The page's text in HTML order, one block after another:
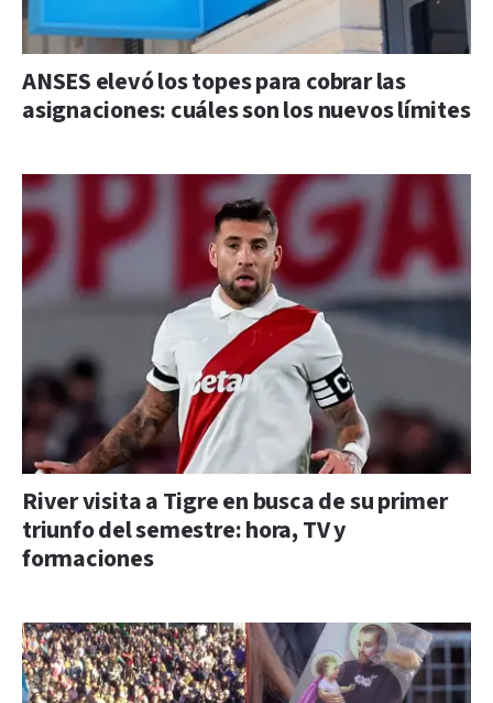
ANSES elevó los topes para cobrar las
asignaciones: cuáles son los nuevos límites
River visita a Tigre en busca de su primer
triunfo del semestre: hora, TV y
formaciones